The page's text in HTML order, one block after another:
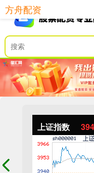
上证指数
方舟配资